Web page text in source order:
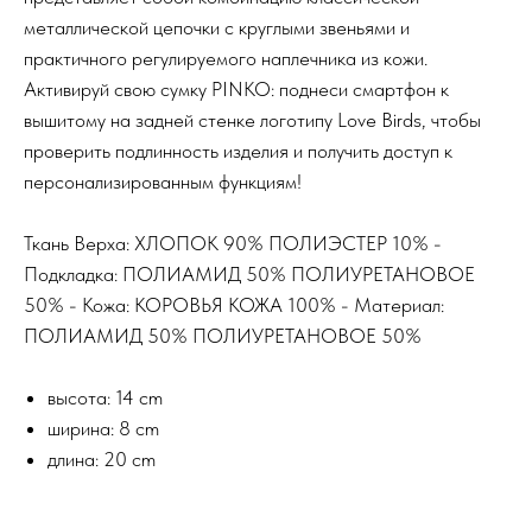
металлической цепочки с круглыми звеньями и
практичного регулируемого наплечника из кожи.
Активируй свою сумку PINKO: поднеси смартфон к
вышитому на задней стенке логотипу Love Birds, чтобы
проверить подлинность изделия и получить доступ к
персонализированным функциям!
Ткань Верха: ХЛОПОК 90% ПОЛИЭСТЕР 10% -
Подкладка: ПОЛИАМИД 50% ПОЛИУРЕТАНОВОЕ
50% - Кожа: КОРОВЬЯ КОЖА 100% - Материал:
ПОЛИАМИД 50% ПОЛИУРЕТАНОВОЕ 50%
высота: 14 cm
ширина: 8 cm
длина: 20 cm